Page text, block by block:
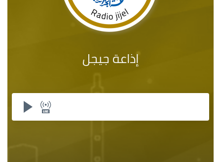
إذاعة جيجل